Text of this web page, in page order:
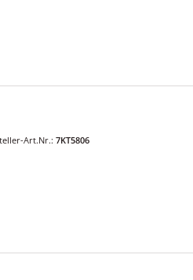
Art.Nr.: 7KT5806